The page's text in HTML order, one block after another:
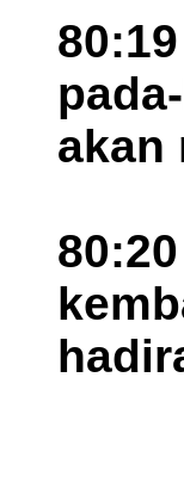
akan